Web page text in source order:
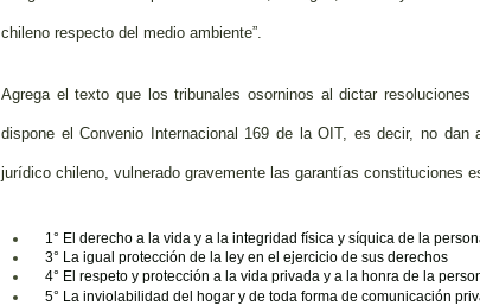
chileno respecto del medio ambiente”.
Agrega el texto que los tribunales osorninos al dictar
dispone el Convenio Internacional 169 de la OIT, es decir, no
jurídico chileno, vulnerado gravemente las garantías constituciones
1° El derecho a la vida y a la integridad física y síquica de la
3° La igual protección de la ley en el ejercicio de sus derechos
4° El respeto y protección a la vida privada y a la honra de la
5° La inviolabilidad del hogar y de toda forma de comunicación